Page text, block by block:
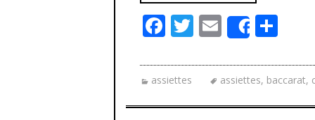
F
e
b
T
itt
er
E
m
ai
l
Share
ta
g
assiettes assiettes, baccarat,